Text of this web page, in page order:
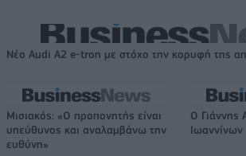
Νέο Audi A2 e-tron με στόχο την κορυφή της
Μισιακός: «Ο προπονητής είναι
υπεύθυνος και αναλαμβάνω την
ευθύνη»
Ο Γιάννης
Ιωαννίνων